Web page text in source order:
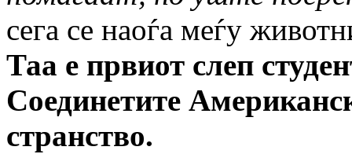
сега се наоѓа меѓу
Таа е првиот слеп
Соединетите
странство.